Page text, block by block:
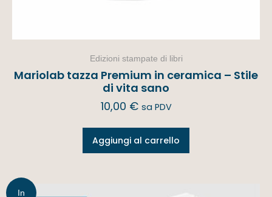
Edizioni stampate di libri
Mariolab tazza Premium in ceramica – Stile
di vita sano
10,00 € sa PDV
Aggiungi al carrello
In